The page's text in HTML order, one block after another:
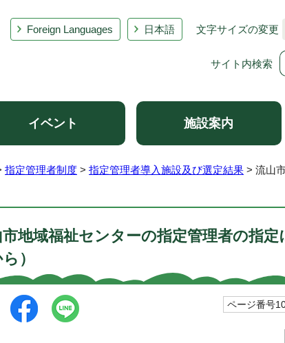
Foreign Languages 日本語 文字サイズの変更
サイト内検索
イベント 施設案内
指定管理者制度 > 指定管理者導入施設及び選定結果 > 流山
地域福祉センターの指定管理者の指
）
ページ番号